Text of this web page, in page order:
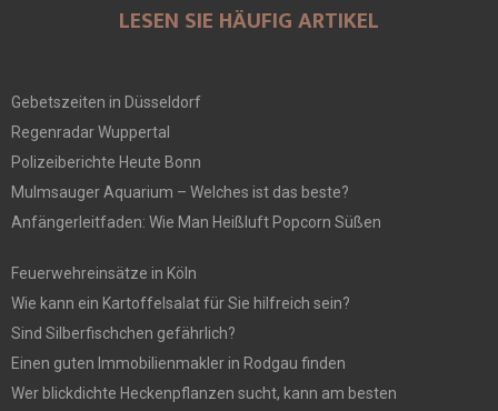
LESEN SIE HÄUFIG ARTIKEL
Gebetszeiten in Düsseldorf
Regenradar Wuppertal
Polizeiberichte Heute Bonn
Mulmsauger Aquarium – Welches ist das beste?
Anfängerleitfaden: Wie Man Heißluft Popcorn Süßen
Feuerwehreinsätze in Köln
Wie kann ein Kartoffelsalat für Sie hilfreich sein?
Sind Silberfischchen gefährlich?
Einen guten Immobilienmakler in Rodgau finden
Wer blickdichte Heckenpflanzen sucht, kann am besten